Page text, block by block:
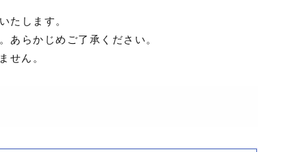
たします。
あらかじめご了承ください。
せん。